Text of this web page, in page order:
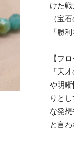
けた
（宝
「勝
【フ
「天
や明
りと
な発
と言わ